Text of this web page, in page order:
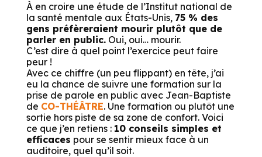
À en croire une étude de l’Institut national de
la santé mentale aux États-Unis, 75 % des
gens préfèreraient mourir plutôt que de
parler en public.Oui, oui… mourir.
C’est dire à quel point l’exercice peut faire
peur !
Avec ce chiffre (un peu flippant) en tête, j’ai
eu la chance de suivre une formation sur la
prise de parole en public avec Jean-Baptiste
de CO-THÉÂTRE. Une formation ou plutôt une
sortie hors piste de sa zone de confort. Voici
ce que j’en retiens : 10 conseils simples et
efficaces pour se sentir mieux face à un
auditoire, quel qu’il soit.